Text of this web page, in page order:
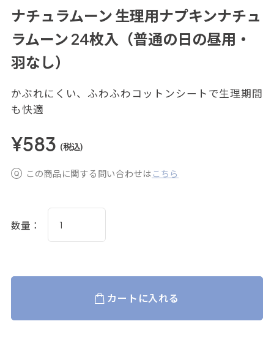
ナチュラムーン 生理用ナプキンナチュ
ラムーン 24枚入（普通の日の昼用・
羽なし）
かぶれにくい、ふわふわコットンシートで生理期間
も快適
¥583 (税込)
この商品に関する問い合わせは こちら
数量：
カートに入れる